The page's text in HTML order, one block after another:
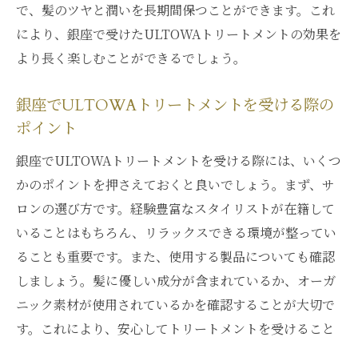
ULTOWAトリートメントで得られる自然な
輝き
ULTOWAトリートメントがもたらす街歩き
髪の輝きが銀座の雰囲気にマッチする理由
ントな印象
銀座のULTOWAトリートメントで輝く毎日
を
銀座でのULTOWAトリートメントがもたらす心
の変化
ULTOWAトリートメントで心に訪れるリラ
クゼーション
で、髪のツヤと潤いを長期間保つことができます。これ
により、銀座で受けたULTOWAトリートメントの効果を
より長く楽しむことができるでしょう。
銀座でULTOWAトリートメントを受ける際の
ポイント
銀座でULTOWAトリートメントを受ける際には、いくつ
かのポイントを押さえておくと良いでしょう。まず、サ
ロンの選び方です。経験豊富なスタイリストが在籍して
いることはもちろん、リラックスできる環境が整ってい
ることも重要です。また、使用する製品についても確認
しましょう。髪に優しい成分が含まれているか、オーガ
ニック素材が使用されているかを確認することが大切で
す。これにより、安心してトリートメントを受けること